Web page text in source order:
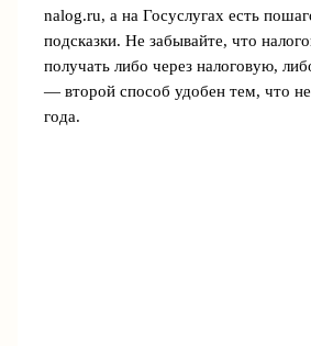
nalog.ru, а на Госуслугах есть
подсказки. Не забывайте, что
получать либо через налоговую,
— второй способ удобен тем, что
года.